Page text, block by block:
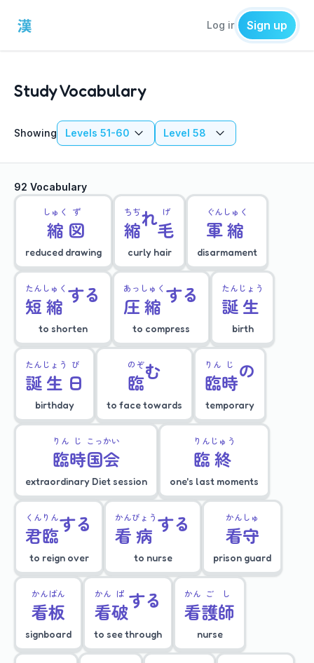
Log in Sign up
Study Vocabulary
Showing Levels 51-60 Level 58
92 Vocabulary
縮
しゅく
図
ず
reduced drawing
縮
ちぢれ毛
げ
curly hair
軍
ぐん
縮
しゅく
disarmament
短
たん
縮
しゅく する
to shorten
圧
あっ
縮
しゅく する
to compress
誕
たん
生
じょう
birth
誕
たん
生
じょう
日
び
birthday
臨
のぞむ
to face towards
臨
りん
時
じ の
temporary
臨
りん
時
じ
国
こっ
会
かい
extraordinary Diet session
臨
りん
終
じゅう
one's last moments
君
くん
臨
りんする
to reign over
看
かん
病
びょう する
to nurse
看
かん
守
しゅ
prison guard
看
かん
板
ばん
signboard
看
かん
破
ぱ する
to see through
看
かん
護
ご
師
し
nurse